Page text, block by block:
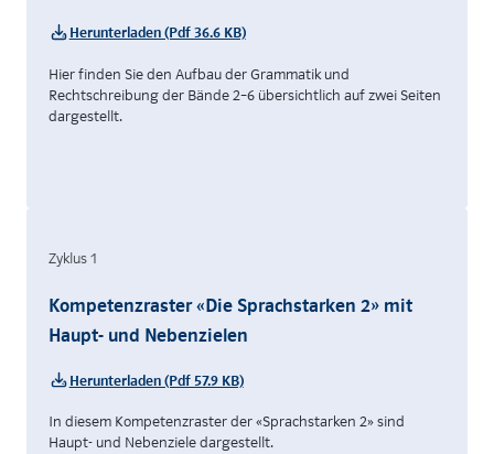
Herunterladen (Pdf 36.6 KB)
Hier finden Sie den Aufbau der Grammatik und
Rechtschreibung der Bände 2–6 übersichtlich auf zwei Seiten
dargestellt.
Zyklus 1
Kompetenzraster «Die Sprachstarken 2» mit
Haupt- und Nebenzielen
Herunterladen (Pdf 57.9 KB)
In diesem Kompetenzraster der «Sprachstarken 2» sind
Haupt- und Nebenziele dargestellt.